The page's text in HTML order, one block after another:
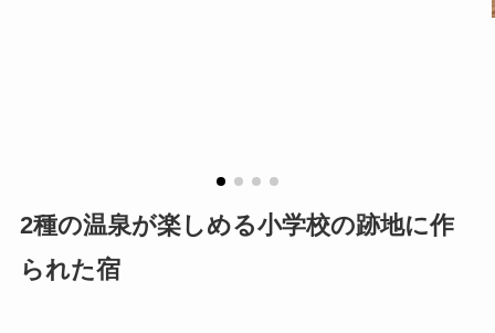
2種の温泉が楽しめる小学校の跡地に作
られた宿